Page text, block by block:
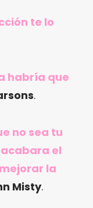
te lo
habría que
.
no sea tu
el
la
Misty.